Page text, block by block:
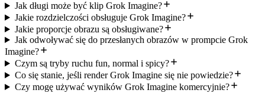
Jak długi może być klip Grok Imagine?
Jakie rozdzielczości obsługuje Grok Imagine?
Jakie proporcje obrazu są obsługiwane?
Jak odwoływać się do przesłanych obrazów w prompcie Grok
Imagine?
Czym są tryby ruchu fun, normal i spicy?
Co się stanie, jeśli render Grok Imagine się nie powiedzie?
Czy mogę używać wyników Grok Imagine komercyjnie?